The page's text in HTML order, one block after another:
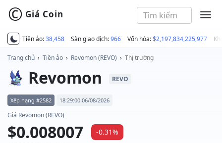
Tiền ảo:38,458 Sàn giao dịch:966 Vốn hóa:$2,197,834,225,977
© Giá Coin
Trang chủ › Tiền ảo › Revomon (REVO) › Thị trường
Revomon REVO
Xếp hạng #2582 18:29:00 06/08/2026
Giá Revomon (REVO)
$0.008007
-0.31%